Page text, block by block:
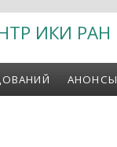
ИКИ РАН
АНОНСЫ